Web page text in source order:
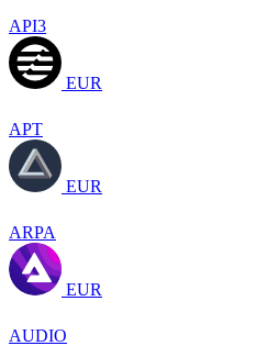
API3
EUR
APT
EUR
ARPA
EUR
AUDIO